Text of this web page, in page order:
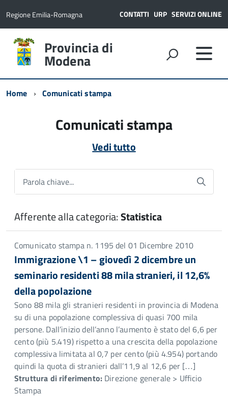
Regione Emilia-Romagna CONTATTI URP SERVIZI ONLINE
Provincia di
Modena
Home Comunicati stampa
Comunicati stampa
Vedi tutto
Parola chiave...
Afferente alla categoria:Statistica
Comunicato stampa n. 1195 del 01 Dicembre 2010
Immigrazione \1 – giovedì 2 dicembre un
seminario residenti 88 mila stranieri, il 12,6%
della popolazione
Sono 88 mila gli stranieri residenti in provincia di Modena
su di una popolazione complessiva di quasi 700 mila
persone. Dall’inizio dell’anno l’aumento è stato del 6,6 per
cento (più 5.419) rispetto a una crescita della popolazione
complessiva limitata al 0,7 per cento (più 4.954) portando
quindi la quota di stranieri dall’11,9 al 12,6 per […]
Struttura di riferimento: Direzione generale > Ufficio
Stampa